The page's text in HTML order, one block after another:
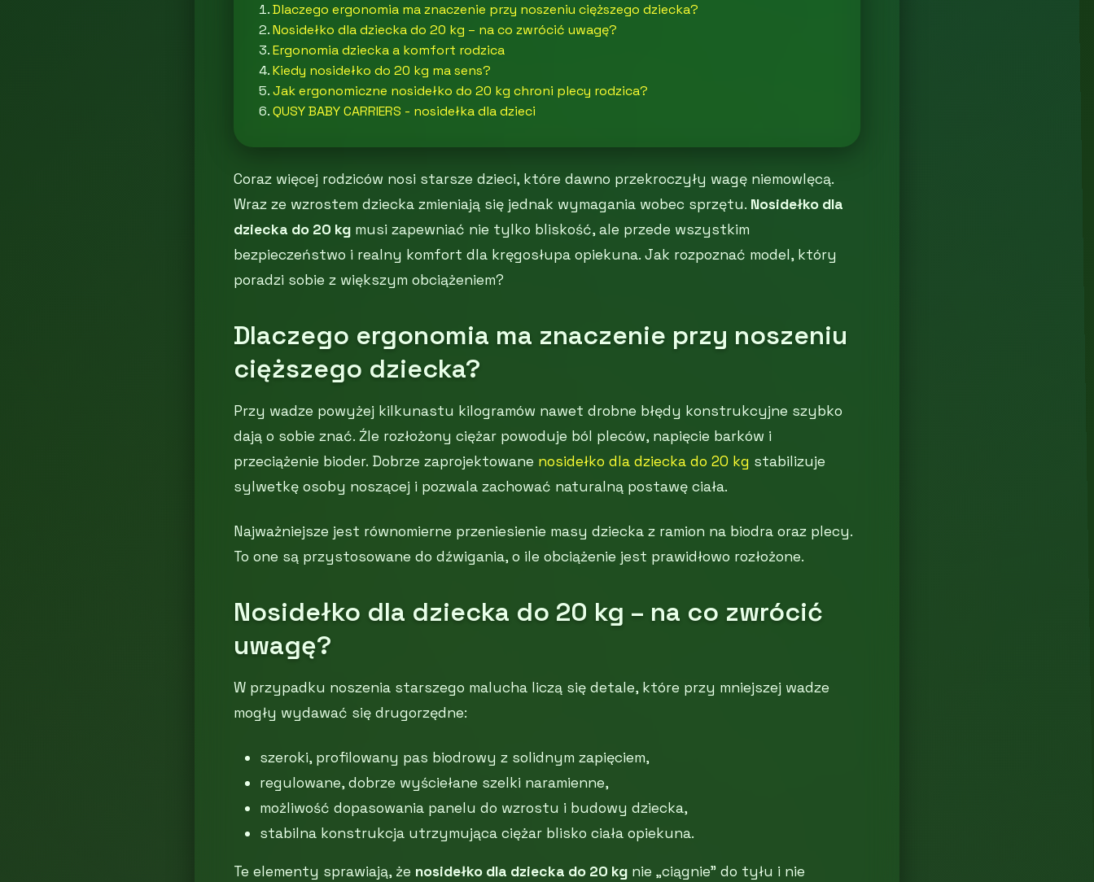
Dlaczego ergonomia ma znaczenie przy noszeniu cięższego dziecka?
Nosidełko dla dziecka do 20 kg – na co zwrócić uwagę?
Ergonomia dziecka a komfort rodzica
Kiedy nosidełko do 20 kg ma sens?
Jak ergonomiczne nosidełko do 20 kg chroni plecy rodzica?
QUSY BABY CARRIERS - nosidełka dla dzieci
Coraz więcej rodziców nosi starsze dzieci, które dawno przekroczyły wagę niemowlęcą.
Wraz ze wzrostem dziecka zmieniają się jednak wymagania wobec sprzętu. Nosidełko dla
dziecka do 20 kgmusi zapewniać nie tylko bliskość, ale przede wszystkim
bezpieczeństwo i realny komfort dla kręgosłupa opiekuna. Jak rozpoznać model, który
poradzi sobie z większym obciążeniem?
Dlaczego ergonomia ma znaczenie przy noszeniu
cięższego dziecka?
Przy wadze powyżej kilkunastu kilogramów nawet drobne błędy konstrukcyjne szybko
dają o sobie znać. Źle rozłożony ciężar powoduje ból pleców, napięcie barków i
przeciążenie bioder. Dobrze zaprojektowane nosidełko dla dziecka do 20 kg stabilizuje
sylwetkę osoby noszącej i pozwala zachować naturalną postawę ciała.
Najważniejsze jest równomierne przeniesienie masy dziecka z ramion na biodra oraz plecy.
To one są przystosowane do dźwigania, o ile obciążenie jest prawidłowo rozłożone.
Nosidełko dla dziecka do 20 kg – na co zwrócić
uwagę?
W przypadku noszenia starszego malucha liczą się detale, które przy mniejszej wadze
mogły wydawać się drugorzędne:
szeroki, profilowany pas biodrowy z solidnym zapięciem,
regulowane, dobrze wyściełane szelki naramienne,
możliwość dopasowania panelu do wzrostu i budowy dziecka,
stabilna konstrukcja utrzymująca ciężar blisko ciała opiekuna.
Te elementy sprawiają, że nosidełko dla dziecka do 20 kgnie „ciągnie” do tyłu i nie